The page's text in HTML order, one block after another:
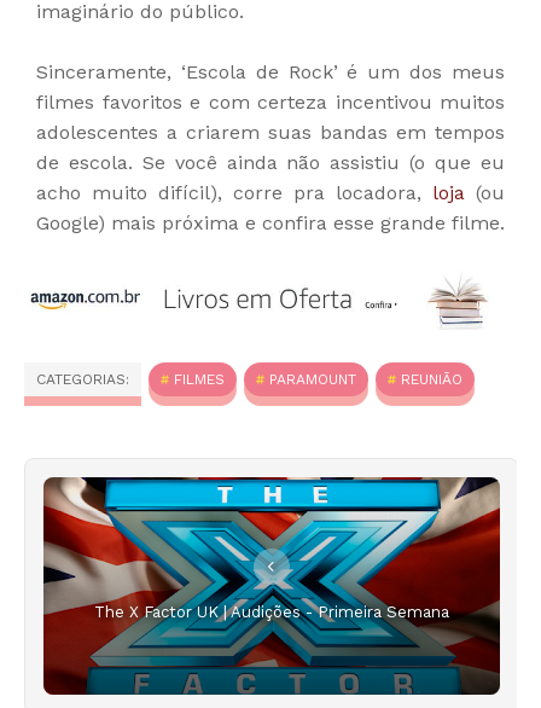
imaginário do público.
Sinceramente, ‘Escola de Rock’ é um dos meus
filmes favoritos e com certeza incentivou muitos
adolescentes a criarem suas bandas em tempos
de escola. Se você ainda não assistiu (o que eu
acho muito difícil), corre pra locadora, loja (ou
Google) mais próxima e confira esse grande filme.
CATEGORIAS: FILMES PARAMOUNT REUNIÃO
The X Factor UK | Audições - Primeira Semana